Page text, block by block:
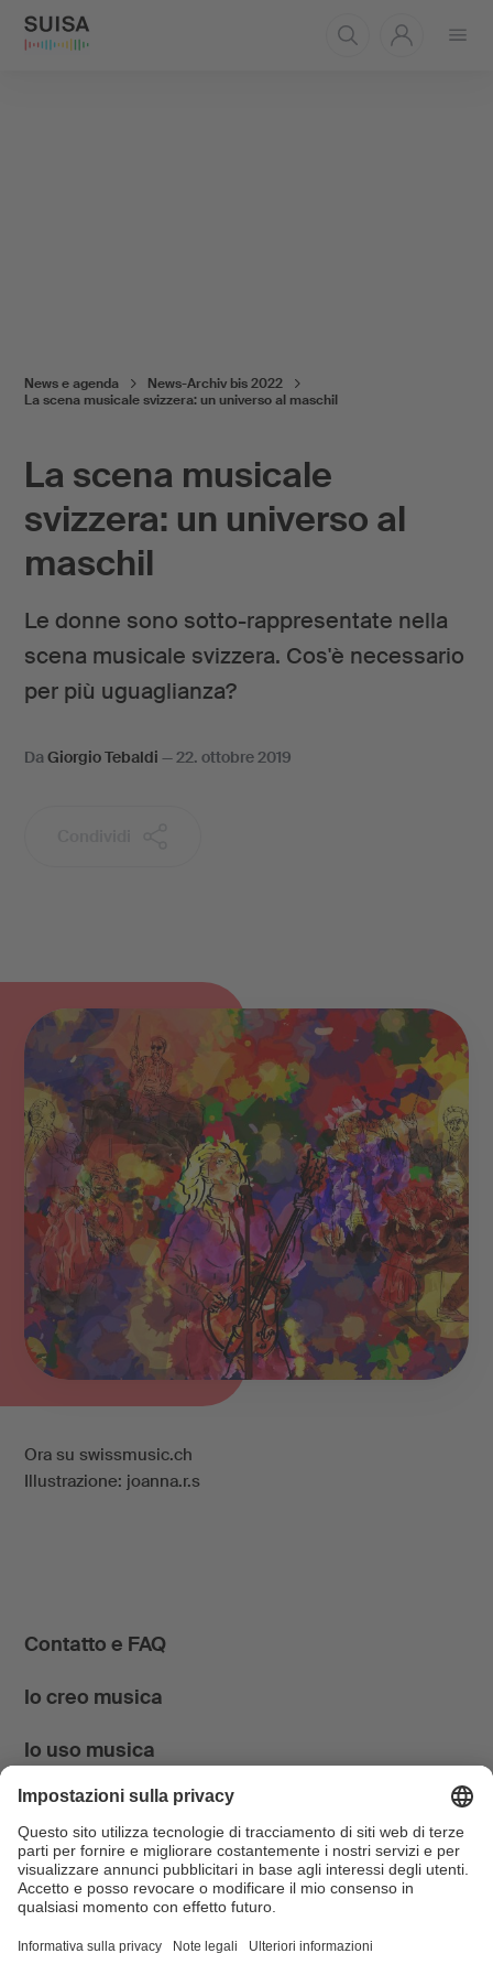
La scena musicale
svizzera: un universo al
maschil
Le donne sono sotto-rappresentate nella
scena musicale svizzera. Cos'è necessario
per più uguaglianza?
News e agenda
News-Archiv bis 2022
La scena musicale svizzera: un universo al maschil
DaGiorgio Tebaldi —22. ottobre 2019
Ora su swissmusic.ch
Illustrazione: joanna.r.s
Contatto e FAQ
Io creo musica
Io uso musica
News & Agenda
FONDATION SUISA ↗